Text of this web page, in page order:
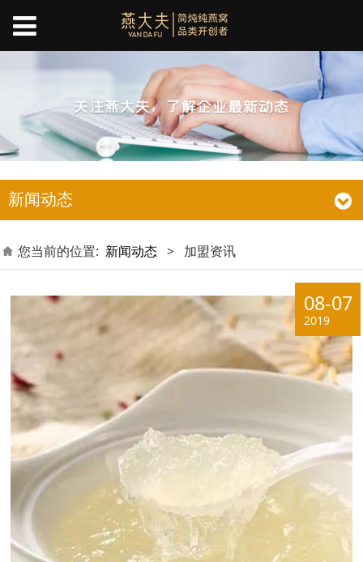
新闻动态
您当前的位置: 新闻动态 > 加盟资讯
08-07
2019